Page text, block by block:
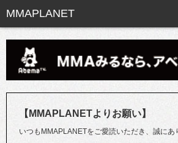
【MMAPLANETよりお願い】
いつもMMAPLANETをご愛読いただき、誠にあ